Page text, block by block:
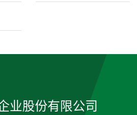
业股份有限公司